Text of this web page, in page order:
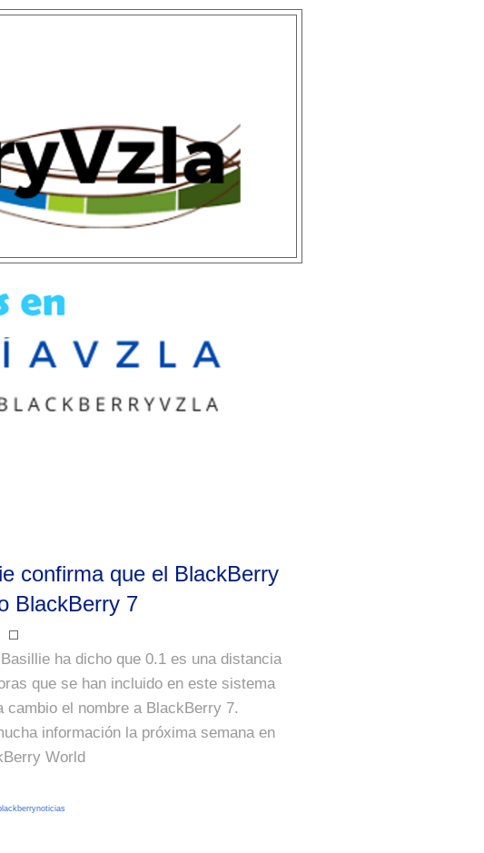
confirma que el BlackBerry
BlackBerry 7
ha dicho que 0.1 es una distancia
que se han incluido en este sistema
el nombre a BlackBerry 7.
información la próxima semana en
World